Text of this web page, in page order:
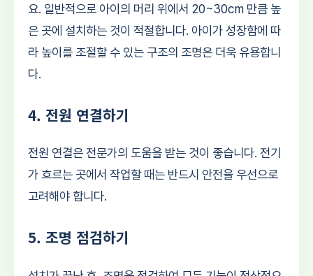
요. 일반적으로 아이의 머리 위에서 20~30cm 만큼 높
은 곳에 설치하는 것이 적절합니다. 아이가 성장함에 따
라 높이를 조절할 수 있는 구조의 조명은 더욱 유용합니
다.
4. 전원 연결하기
전원 연결은 전문가의 도움을 받는 것이 좋습니다. 전기
가 흐르는 곳에서 작업할 때는 반드시 안전을 우선으로
고려해야 합니다.
5. 조명 점검하기